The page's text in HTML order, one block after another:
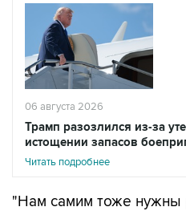
06 августа 2026
Трамп разозлился из-за
истощении запасов
Читать подробнее
"Нам самим тоже нужны